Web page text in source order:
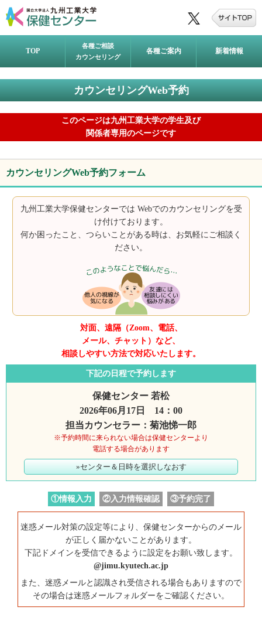
TOP
各種ご相談
カウンセリング
各種ご案内 新着情報
カウンセリングWeb予約
このページは九州工業大学の学生及び
関係者専用のページです
カウンセリングWeb予約フォーム
九州工業大学保健センターでは Webでのカウンセリングを受
け付けております。
何か困ったこと、つらいことがある時は、お気軽にご相談く
ださい。
対面、遠隔（Zoom、電話、
メール、チャット）など、
相談しやすい方法で対応いたします。
下記の日程で予約します
保健センター 若松
2026年06月17日 14：00
担当カウンセラー：菊池悌一郎
※予約時間に来られない場合は保健センターより
電話する場合があります
»センター＆日時を選択しなおす
①情報入力 ②入力情報確認 ③予約完了
迷惑メール対策の設定等により、保健センターからのメール
が正しく届かないことがあります。
下記ドメインを受信できるように設定をお願い致します。
@jimu.kyutech.ac.jp
また、迷惑メールと認識され受信される場合もありますので
その場合は迷惑メールフォルダーをご確認ください。